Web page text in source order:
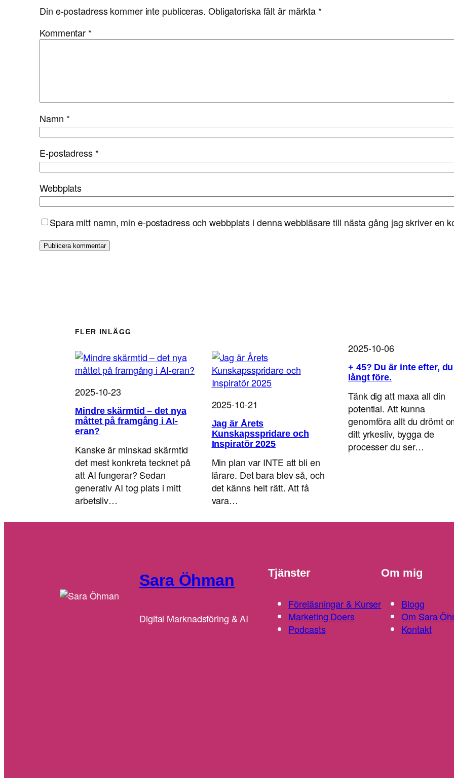
Din e-postadress kommer inte publiceras. Obligatoriska fält är märkta *
Kommentar *
Namn *
E-postadress *
Webbplats
Spara mitt namn, min e-postadress och webbplats i denna webbläsare till nästa gång jag skriver en
FLER INLÄGG
2025-10-23
Mindre skärmtid – det nya
måttet på framgång i AI-
eran?
Kanske är minskad skärmtid
det mest konkreta tecknet på
att AI fungerar? Sedan
generativ AI tog plats i mitt
arbetsliv…
2025-10-21
Jag är Årets
Kunskapsspridare och
Inspiratör 2025
Min plan var INTE att bli en
lärare. Det bara blev så, och
det känns helt rätt. Att få
vara…
2025-10-06
+ 45? Du är inte efter,
långt före.
Tänk dig att maxa all din
potential. Att kunna
genomföra allt du drömt
ditt yrkesliv, bygga de
processer du ser…
Sara Öhman
Digital Marknadsföring & AI
Tjänster
Föreläsningar & Kurser
Marketing Doers
Podcasts
Om mig
Blogg
Om Sara
Kontakt